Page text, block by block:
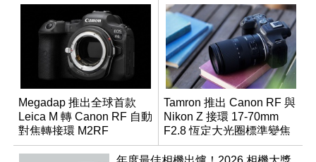
Megadap 推出全球首款
Leica M 轉 Canon RF 自動
對焦轉接環 M2RF
Tamron 推出 Canon RF 與
Nikon Z 接環 17-70mm
F2.8 恆定大光圈標準變焦
鏡